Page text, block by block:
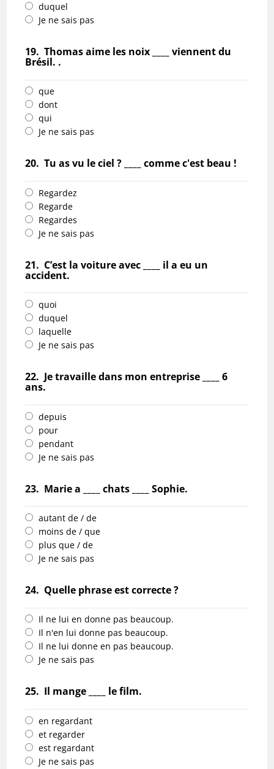
duquel
Je ne sais pas
19. Thomas aime les noix ____ viennent du
Brésil. .
que
dont
qui
Je ne sais pas
20. Tu as vu le ciel ? ____ comme c'est beau !
Regardez
Regarde
Regardes
Je ne sais pas
21. C’est la voiture avec ____ il a eu un
accident.
quoi
duquel
laquelle
Je ne sais pas
22. Je travaille dans mon entreprise ____ 6
ans.
depuis
pour
pendant
Je ne sais pas
23. Marie a ____ chats ____ Sophie.
autant de / de
moins de / que
plus que / de
Je ne sais pas
24. Quelle phrase est correcte ?
Il ne lui en donne pas beaucoup.
Il n'en lui donne pas beaucoup.
Il ne lui donne en pas beaucoup.
Je ne sais pas
25. Il mange ____ le film.
en regardant
et regarder
est regardant
Je ne sais pas